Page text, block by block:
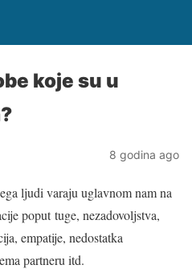
koje su u
8 godina ago
ljudi varaju uglavnom nam na
poput tuge, nezadovoljstva,
empatije, nedostatka
partneru itd.